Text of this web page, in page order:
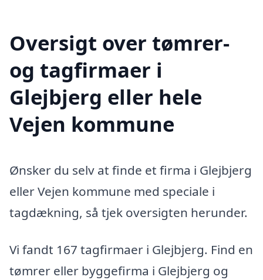
Oversigt over tømrer-
og tagfirmaer i
Glejbjerg eller hele
Vejen kommune
Ønsker du selv at finde et firma i Glejbjerg
eller Vejen kommune med speciale i
tagdækning, så tjek oversigten herunder.
Vi fandt 167 tagfirmaer i Glejbjerg. Find en
tømrer eller byggefirma i Glejbjerg og